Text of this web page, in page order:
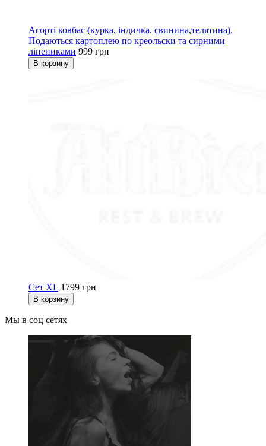
Асорті ковбас (курка, індичка, свинина,телятина).
Подаються картоплею по креольски та сирними
ліпениками 999 грн
В корзину
Сет ХL 1799 грн
В корзину
Мы в соц сетях